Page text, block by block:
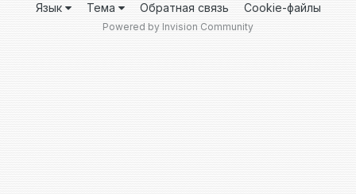
Язык Тема Обратная связь Cookie-файлы
Powered by Invision Community